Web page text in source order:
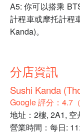
A5: 你可以搭乘
計程車或摩托計程
Kanda)。
分店資訊
Sushi Kanda
Google 評分：4.7
地址：2樓, 2A1,
營業時間：每日: